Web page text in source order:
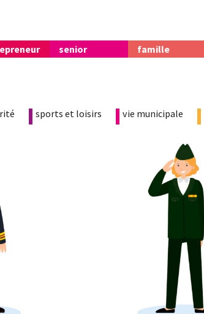
senior famille
sports et loisirs vie municipale